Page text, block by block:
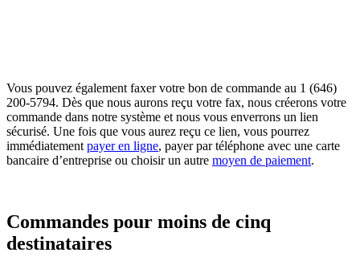
Vous pouvez également faxer votre bon de commande au 1 (646)
200-5794. Dès que nous aurons reçu votre fax, nous créerons votre
commande dans notre système et nous vous enverrons un lien
sécurisé. Une fois que vous aurez reçu ce lien, vous pourrez
immédiatement payer en ligne, payer par téléphone avec une carte
bancaire d’entreprise ou choisir un autre moyen de paiement.
Commandes pour moins de cinq
destinataires